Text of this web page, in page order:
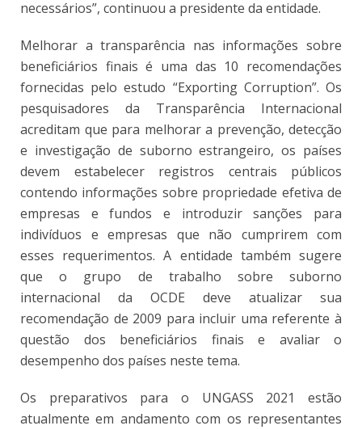
necessários”, continuou a presidente da entidade.
Melhorar a transparência nas informações sobre
beneficiários finais é uma das 10 recomendações
fornecidas pelo estudo “Exporting Corruption”. Os
pesquisadores da Transparência Internacional
acreditam que para melhorar a prevenção, detecção
e investigação de suborno estrangeiro, os países
devem estabelecer registros centrais públicos
contendo informações sobre propriedade efetiva de
empresas e fundos e introduzir sanções para
indivíduos e empresas que não cumprirem com
esses requerimentos. A entidade também sugere
que o grupo de trabalho sobre suborno
internacional da OCDE deve atualizar sua
recomendação de 2009 para incluir uma referente à
questão dos beneficiários finais e avaliar o
desempenho dos países neste tema.
Os preparativos para o UNGASS 2021 estão
atualmente em andamento com os representantes